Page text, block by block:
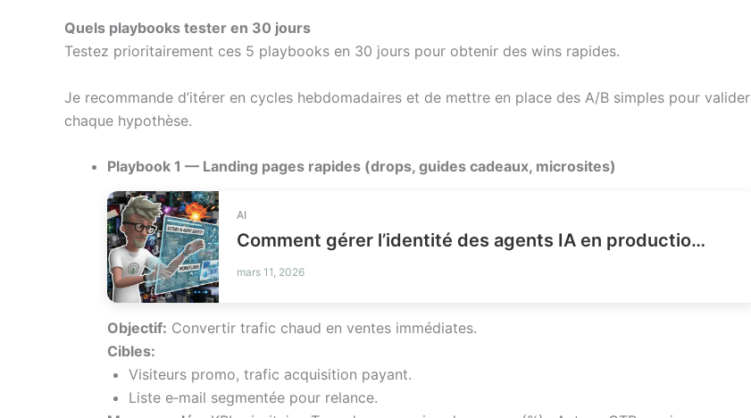
Quels playbooks tester en 30 jours
Testez prioritairement ces 5 playbooks en 30 jours pour obtenir des wins rapides.
Je recommande d’itérer en cycles hebdomadaires et de mettre en place des A/B simples pour valider
chaque hypothèse.
Playbook 1 — Landing pages rapides (drops, guides cadeaux, microsites)
AI
Comment gérer l’identité des agents IA en production IAM ?
mars 11, 2026
Objectif: Convertir trafic chaud en ventes immédiates.
Cibles:
Visiteurs promo, trafic acquisition payant.
Liste e‑mail segmentée pour relance.